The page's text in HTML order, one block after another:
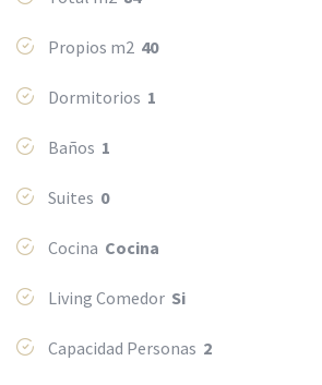
Propios m2 40
Dormitorios 1
Baños 1
Suites 0
Cocina Cocina
Living Comedor Si
Capacidad Personas 2